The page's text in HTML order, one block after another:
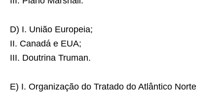
D) I. União Europeia;
II. Canadá e EUA;
III. Doutrina Truman.
E) I. Organização do Tratado do Atlântico Norte